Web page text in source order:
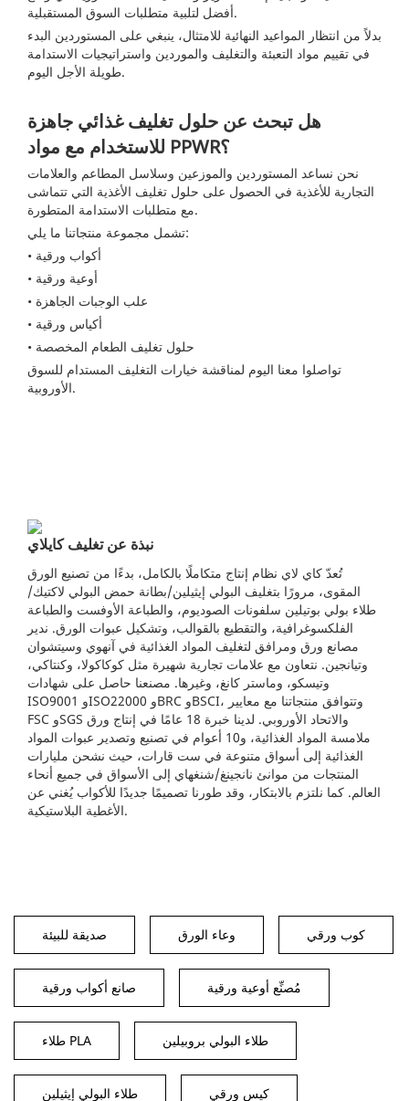
أفضل لتلبية متطلبات السوق المستقبلية.
بدلاً من انتظار المواعيد النهائية للامتثال، ينبغي على المستوردين البدء
في تقييم مواد التعبئة والتغليف والموردين واستراتيجيات الاستدامة
طويلة الأجل اليوم.
هل تبحث عن حلول تغليف غذائي جاهزة
للاستخدام مع مواد PPWR؟
نحن نساعد المستوردين والموزعين وسلاسل المطاعم والعلامات
التجارية للأغذية في الحصول على حلول تغليف الأغذية التي تتماشى
مع متطلبات الاستدامة المتطورة.
تشمل مجموعة منتجاتنا ما يلي:
• أكواب ورقية
• أوعية ورقية
• علب الوجبات الجاهزة
• أكياس ورقية
• حلول تغليف الطعام المخصصة
تواصلوا معنا اليوم لمناقشة خيارات التغليف المستدام للسوق
الأوروبية.
نبذة عن تغليف كايلاي
تُعدّ كاي لاي نظام إنتاج متكاملًا بالكامل، بدءًا من تصنيع الورق
المقوى، مرورًا بتغليف البولي إيثيلين/بطانة حمض البولي لاكتيك/
طلاء بولي بوتيلين سلفونات الصوديوم، والطباعة الأوفست والطباعة
الفلكسوغرافية، والتقطيع بالقوالب، وتشكيل عبوات الورق. ندير
مصانع ورق ومرافق لتغليف المواد الغذائية في آنهوي وسيتشوان
وتيانجين. نتعاون مع علامات تجارية شهيرة مثل كوكاكولا، وكنتاكي،
وتيسكو، وماستر كانغ، وغيرها. مصنعنا حاصل على شهادات
ISO9001 وISO22000 وBRC وBSCI، وتتوافق منتجاتنا مع معايير
FSC وSGS والاتحاد الأوروبي. لدينا خبرة 18 عامًا في إنتاج ورق
ملامسة المواد الغذائية، و10 أعوام في تصنيع وتصدير عبوات المواد
الغذائية إلى أسواق متنوعة في ست قارات، حيث نشحن مليارات
المنتجات من موانئ نانجينغ/شنغهاي إلى الأسواق في جميع أنحاء
العالم. كما نلتزم بالابتكار، وقد طورنا تصميمًا جديدًا للأكواب يُغني عن
الأغطية البلاستيكية.
صديقة للبيئة وعاء الورق كوب ورقي
صانع أكواب ورقية مُصنِّع أوعية ورقية
طلاء PLA طلاء البولي بروبيلين
طلاء البولي إيثيلين كيس ورقي